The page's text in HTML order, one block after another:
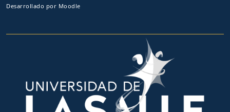
Desarrollado por Moodle